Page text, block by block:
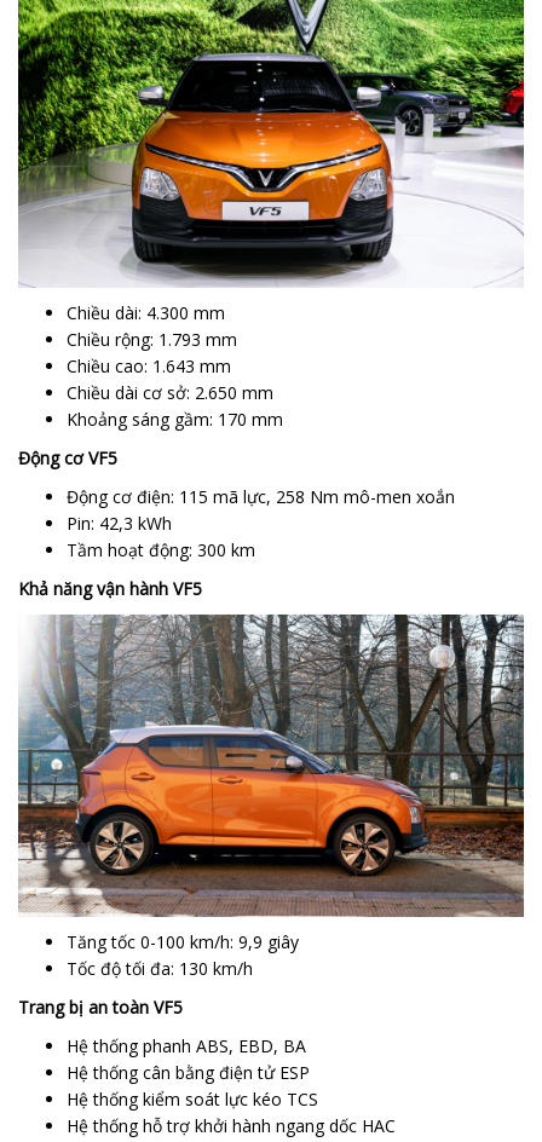
Chiều dài: 4.300 mm
Chiều rộng: 1.793 mm
Chiều cao: 1.643 mm
Chiều dài cơ sở: 2.650 mm
Khoảng sáng gầm: 170 mm
Động cơ VF5
Động cơ điện: 115 mã lực, 258 Nm mô-men xoắn
Pin: 42,3 kWh
Tầm hoạt động: 300 km
Khả năng vận hành VF5
Tăng tốc 0-100 km/h: 9,9 giây
Tốc độ tối đa: 130 km/h
Trang bị an toàn VF5
Hệ thống phanh ABS, EBD, BA
Hệ thống cân bằng điện tử ESP
Hệ thống kiểm soát lực kéo TCS
Hệ thống hỗ trợ khởi hành ngang dốc HAC